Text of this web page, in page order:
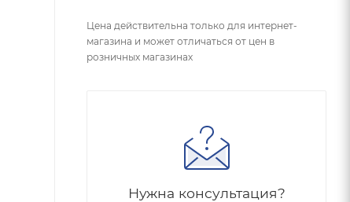
Цена действительна только для интернет-
магазина и может отличаться от цен в
розничных магазинах
Нужна консультация?